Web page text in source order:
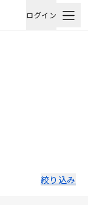
ログイン
絞り込み